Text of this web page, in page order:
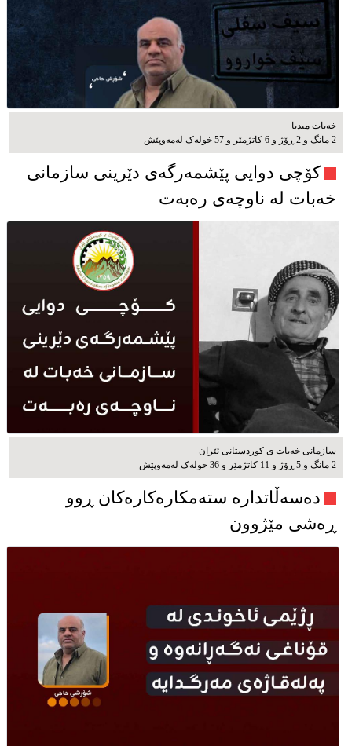
خەبات میدیا
2 مانگ و 2 ڕۆژ و 6 کاتژمێر و 57 خوله‌ک له‌مه‌وپێش‌
کۆچی دوایی پێشمەرگەی دێرینی سازمانی
خەبات لە ناوچەی رەبەت
سازمانی خەبات ی كوردستانی ئێران
2 مانگ و 5 ڕۆژ و 11 کاتژمێر و 36 خوله‌ک له‌مه‌وپێش‌
دەسەڵاتدارە ستەمکارەکارەکان ڕوو
ڕەشی مێژوون